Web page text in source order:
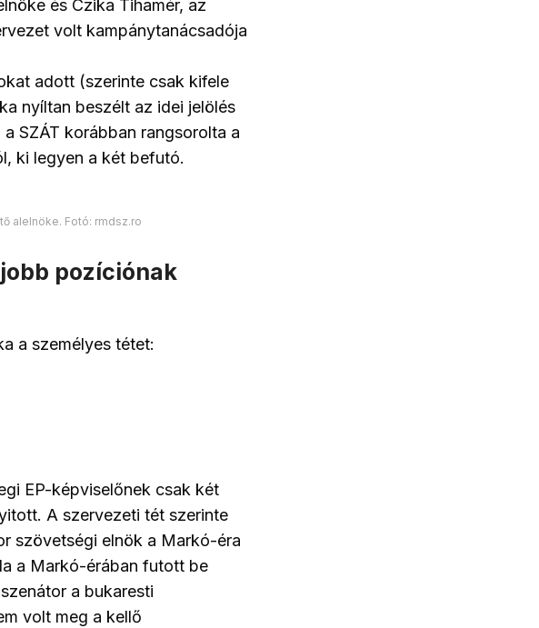
és Czika Tihamér, az
volt kampánytanácsadója
adott (szerinte csak kifele
nyíltan beszélt az idei jelölés
SZÁT korábban rangsorolta a
ki legyen a két befutó.
alelnöke. Fotó: rmdsz.ro
pozíciónak
a személyes tétet:
EP-képviselőnek csak két
A szervezeti tét szerinte
szövetségi elnök a Markó-éra
a Markó-érában futott be
a bukaresti
volt meg a kellő